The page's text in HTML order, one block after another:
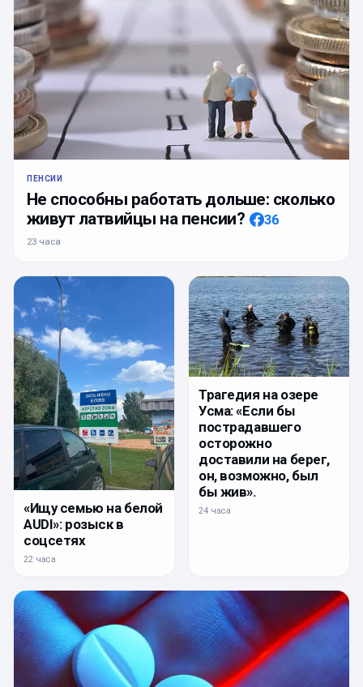
ПЕНСИИ
Не способны работать дольше: сколько
живут латвийцы на пенсии?
36
23 часа
«Ищу семью на белой
AUDI»: розыск в
соцсетях
22 часа
Трагедия на озере
Усма: «Если бы
пострадавшего
осторожно
доставили на берег,
он, возможно, был
бы жив».
24 часа